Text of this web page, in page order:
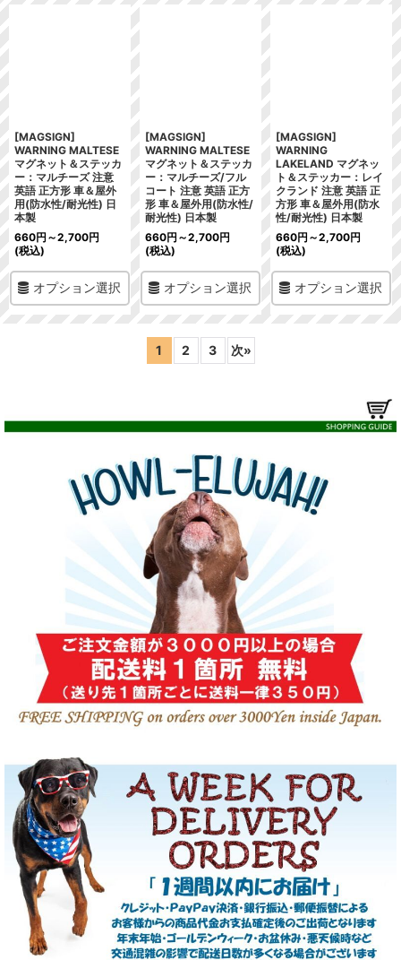
[MAGSIGN]
WARNING MALTESE
マグネット＆ステッカ
ー：マルチーズ 注意
英語 正方形 車＆屋外
用(防水性/耐光性) 日
本製
660円 ～2,700円
(税込)
オプション選択
[MAGSIGN]
WARNING MALTESE
マグネット＆ステッカ
ー：マルチーズ/フル
コート 注意 英語 正方
形 車＆屋外用(防水性/
耐光性) 日本製
660円 ～2,700円
(税込)
オプション選択
[MAGSIGN]
WARNING
LAKELAND マグネッ
ト＆ステッカー：レイ
クランド 注意 英語 正
方形 車＆屋外用(防水
性/耐光性) 日本製
660円 ～2,700円
(税込)
オプション選択
1 2 3 次»